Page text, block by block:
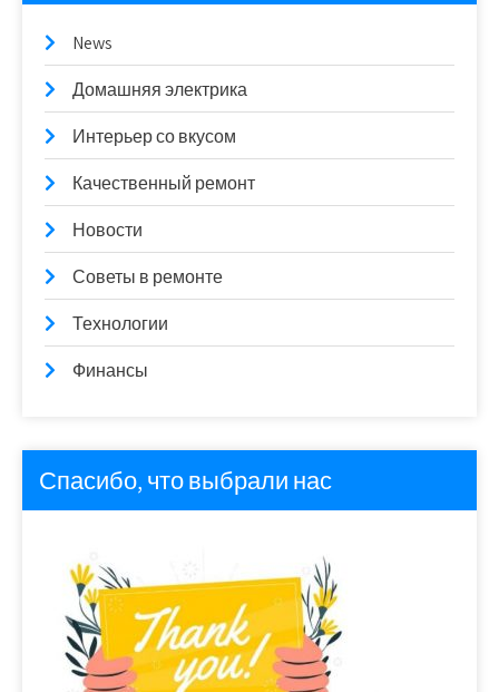
News
Домашняя электрика
Интерьер со вкусом
Качественный ремонт
Новости
Советы в ремонте
Технологии
Финансы
Спасибо, что выбрали нас